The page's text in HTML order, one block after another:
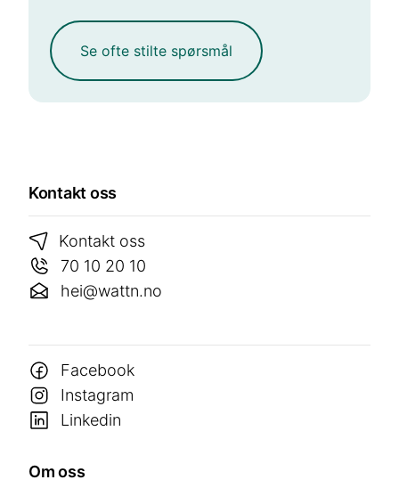
Se ofte stilte spørsmål
Kontakt oss
Kontakt oss
70 10 20 10
hei@wattn.no
Facebook
Instagram
Linkedin
Om oss